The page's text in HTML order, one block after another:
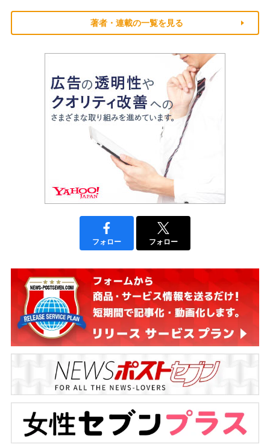
著者・連載の一覧を見る
フォロー フォロー